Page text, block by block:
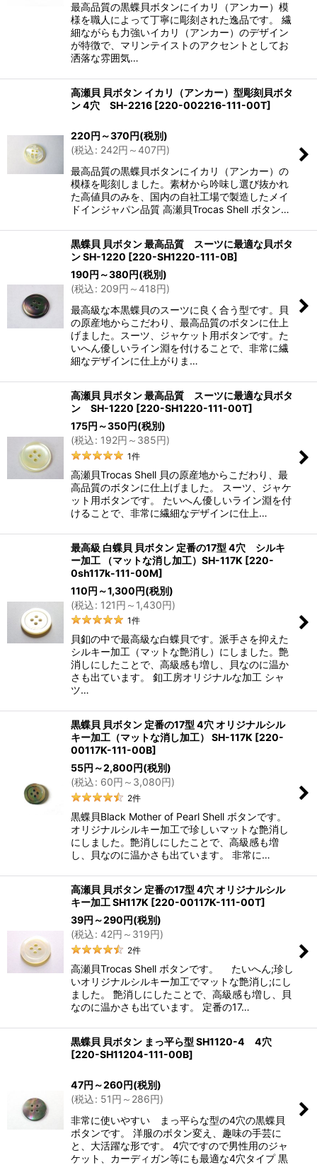
最高品質の黒蝶貝ボタンにイカリ（アンカー）模
様を職人によって丁寧に彫刻された逸品です。 繊
細ながらも力強いイカリ（アンカー）のデザイン
が特徴で、マリンテイストのアクセントとしてお
洒落な雰囲気…
高瀬貝 貝ボタン イカリ（アンカー）型彫刻貝ボタ
ン 4穴 SH-2216 [220-002216-111-00T]
220円 ～370円(税別)
(税込: 242円 ～407円)
最高品質の黒蝶貝ボタンにイカリ（アンカー）の
模様を彫刻しました。素材から吟味し選び抜かれ
た高値貝のみを、国内の自社工場で製造したメイ
ドインジャパン品質 高瀬貝Trocas Shell ボタン…
黒蝶貝 貝ボタン 最高品質 スーツに最適な貝ボタ
ン SH-1220 [220-SH1220-111-0B]
190円 ～380円(税別)
(税込: 209円 ～418円)
最高級な本黒蝶貝のスーツに良く合う型です。貝
の原産地からこだわり、最高品質のボタンに仕上
げました。スーツ、ジャケット用ボタンです。た
いへん優しいライン淵を付けることで、非常に繊
細なデザインに仕上がりま…
高瀬貝 貝ボタン 最高品質 スーツに最適な貝ボタ
ン SH-1220 [220-SH1220-111-00T]
175円 ～350円(税別)
(税込: 192円 ～385円)
1件
高瀬貝Trocas Shell 貝の原産地からこだわり、最
高品質のボタンに仕上げました。 スーツ、ジャケ
ット用ボタンです。 たいへん優しいライン淵を付
けることで、非常に繊細なデザインに仕上…
最高級 白蝶貝 貝ボタン 定番の17型 4穴 シルキ
ー加工 （マットな消し加工）SH-117K [220-
0sh117k-111-00M]
110円 ～1,300円(税別)
(税込: 121円 ～1,430円)
1件
貝釦の中で最高級な白蝶貝です。派手さを抑えた
シルキー加工（マットな艶消し）にしました。艶
消しにしたことで、高級感も増し、貝なのに温か
さも出ています。 釦工房オリジナルな加工 シャ
ツ…
黒蝶貝 貝ボタン 定番の17型 4穴 オリジナルシル
キー加工（マットな消し加工） SH-117K [220-
00117K-111-00B]
55円 ～2,800円(税別)
(税込: 60円 ～3,080円)
2件
黒蝶貝Black Mother of Pearl Shell ボタンです。
オリジナルシルキー加工で珍しいマットな艶消し
にしました。艶消しにしたことで、高級感も増
し、貝なのに温かさも出ています。 非常に…
高瀬貝 貝ボタン 定番の17型 4穴 オリジナルシル
キー加工 SH117K [220-00117K-111-00T]
39円 ～290円(税別)
(税込: 42円 ～319円)
2件
高瀬貝Trocas Shell ボタンです。 たいへん;珍し
いオリジナルシルキー加工でマットな艶消し;にし
ました。 艶消しにしたことで、高級感も増し、貝
なのに温かさも出ています。 定番の17…
黒蝶貝 貝ボタン まっ平ら型 SH1120-4 4穴
[220-SH11204-111-00B]
47円 ～260円(税別)
(税込: 51円 ～286円)
非常に使いやすい まっ平らな型の4穴の黒蝶貝
ボタンです。 洋服のボタン変え、趣味の手芸に
と、大活躍な形です。 4穴ですので男性用のジャ
ケット、カーディガン等にも最適な4穴タイプ 黒